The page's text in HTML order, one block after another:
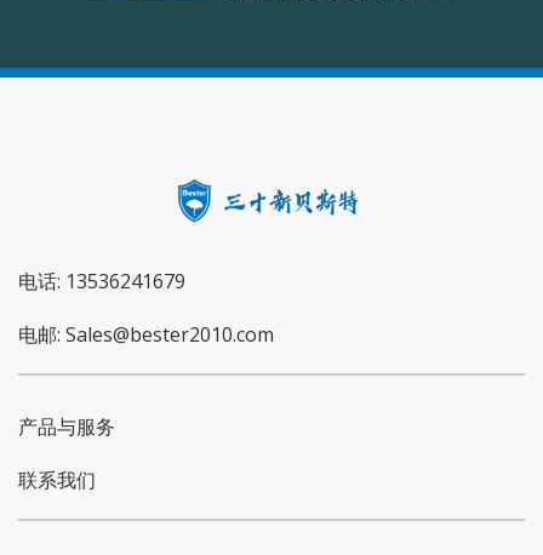
电话: 13536241679
电邮: Sales@bester2010.com
产品与服务
联系我们